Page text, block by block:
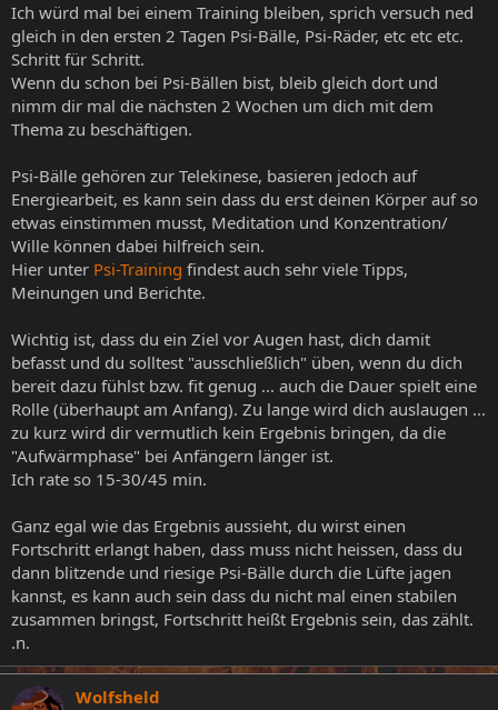
Ich würd mal bei einem Training bleiben, sprich versuch ned
gleich in den ersten 2 Tagen Psi-Bälle, Psi-Räder, etc etc etc.
Schritt für Schritt.
Wenn du schon bei Psi-Bällen bist, bleib gleich dort und
nimm dir mal die nächsten 2 Wochen um dich mit dem
Thema zu beschäftigen.
Psi-Bälle gehören zur Telekinese, basieren jedoch auf
Energiearbeit, es kann sein dass du erst deinen Körper auf so
etwas einstimmen musst, Meditation und Konzentration/
Wille können dabei hilfreich sein.
Hier unter Psi-Training findest auch sehr viele Tipps,
Meinungen und Berichte.
Wichtig ist, dass du ein Ziel vor Augen hast, dich damit
befasst und du solltest "ausschließlich" üben, wenn du dich
bereit dazu fühlst bzw. fit genug ... auch die Dauer spielt eine
Rolle (überhaupt am Anfang). Zu lange wird dich auslaugen ...
zu kurz wird dir vermutlich kein Ergebnis bringen, da die
"Aufwärmphase" bei Anfängern länger ist.
Ich rate so 15-30/45 min.
Ganz egal wie das Ergebnis aussieht, du wirst einen
Fortschritt erlangt haben, dass muss nicht heissen, dass du
dann blitzende und riesige Psi-Bälle durch die Lüfte jagen
kannst, es kann auch sein dass du nicht mal einen stabilen
zusammen bringst, Fortschritt heißt Ergebnis sein, das zählt.
.n.
Wolfsheld